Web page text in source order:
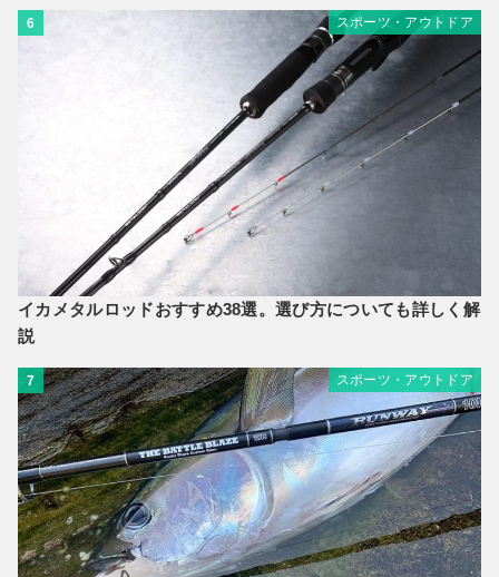
6 スポーツ・アウトドア
イカメタルロッドおすすめ38選。選び方についても詳しく解
説
7 スポーツ・アウトドア